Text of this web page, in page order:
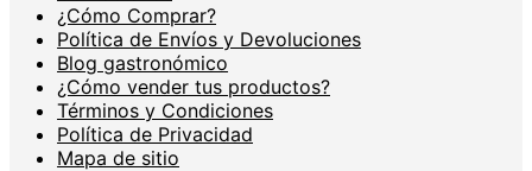
¿Cómo Comprar?
Política de Envíos y Devoluciones
Blog gastronómico
¿Cómo vender tus productos?
Términos y Condiciones
Política de Privacidad
Mapa de sitio